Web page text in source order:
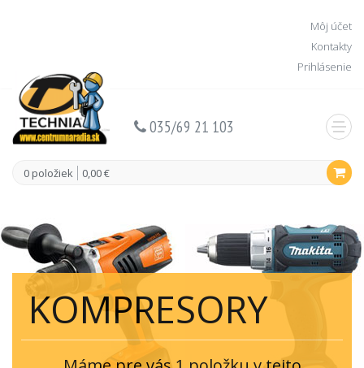
Môj účet
Kontakty
Prihlásenie
0 položiek 0,00 €
035/69 21 103
KOMPRESORY